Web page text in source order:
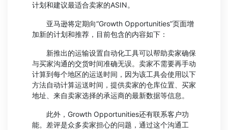
计划和建议最适合卖家的ASIN。
亚马逊将定期向“Growth Opportunities”页面增
加新的计划和推荐，目前包含的内容如下：
新推出的运输设置自动化工具可以帮助卖家确保
与买家沟通的交货时间准确无误。卖家不需要再手动
计算到每个地区的运送时间，因为该工具会使用以下
方法自动计算运送时间，提供卖家的仓库位置、买家
地址、来自卖家选择的承运商的最新数据等信息。
此外，Growth Opportunities还有联系客户功
能。差评是众多卖家担心的问题，通过这个沟通工